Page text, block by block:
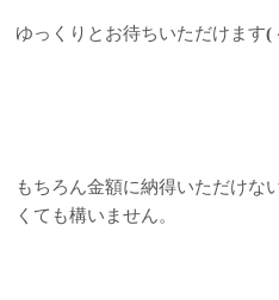
ゆっくりとお待ちいただけます(
もちろん金額に納得いただけな
くても構いません。